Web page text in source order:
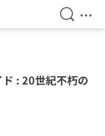
検索を
メ
: 20世紀不朽の